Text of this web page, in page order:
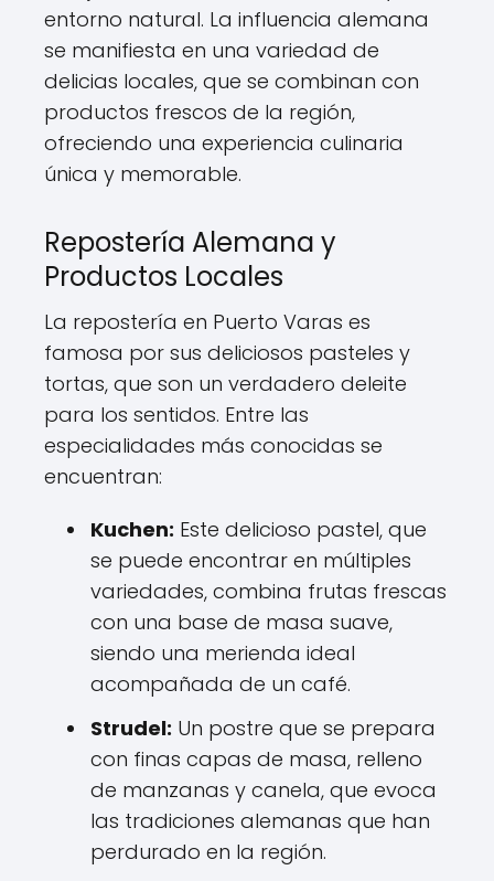
entorno natural. La influencia alemana
se manifiesta en una variedad de
delicias locales, que se combinan con
productos frescos de la región,
ofreciendo una experiencia culinaria
única y memorable.
Repostería Alemana y
Productos Locales
La repostería en Puerto Varas es
famosa por sus deliciosos pasteles y
tortas, que son un verdadero deleite
para los sentidos. Entre las
especialidades más conocidas se
encuentran:
Kuchen: Este delicioso pastel, que
se puede encontrar en múltiples
variedades, combina frutas frescas
con una base de masa suave,
siendo una merienda ideal
acompañada de un café.
Strudel: Un postre que se prepara
con finas capas de masa, relleno
de manzanas y canela, que evoca
las tradiciones alemanas que han
perdurado en la región.